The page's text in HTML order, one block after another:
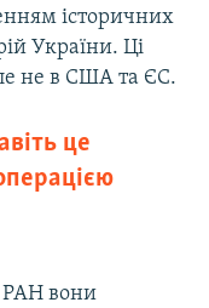
історичних
України. Ці
не в США та ЄС.
це
РАН вони